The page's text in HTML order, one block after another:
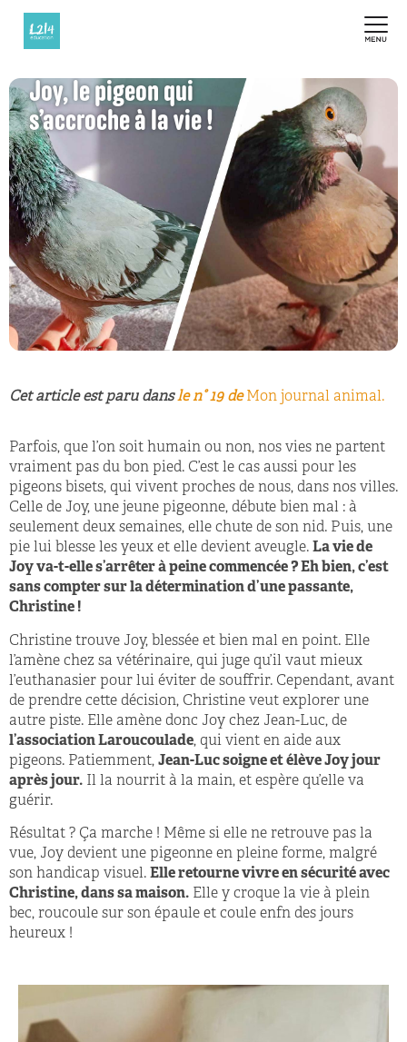
Joy, le pigeon qui
s’accroche à la vie !
Cet article est paru dansle n° 19 deMon journal animal.
Parfois, que l’on soit humain ou non, nos vies ne partent
vraiment pas du bon pied. C’est le cas aussi pour les
pigeons bisets, qui vivent proches de nous, dans nos villes.
Celle de Joy, une jeune pigeonne, débute bien mal : à
seulement deux semaines, elle chute de son nid. Puis, une
pie lui blesse les yeux et elle devient aveugle. La vie de
Joy va-t-elle s’arrêter à peine commencée ? Eh bien, c’est
sans compter sur la détermination d’une passante,
Christine !
Christine trouve Joy, blessée et bien mal en point. Elle
l’amène chez sa vétérinaire, qui juge qu’il vaut mieux
l’euthanasier pour lui éviter de souﬀrir. Cependant, avant
de prendre cette décision, Christine veut explorer une
autre piste. Elle amène donc Joy chez Jean-Luc, de
l’association Laroucoulade, qui vient en aide aux
pigeons. Patiemment, Jean-Luc soigne et élève Joy jour
après jour. Il la nourrit à la main, et espère qu’elle va
guérir.
Résultat ? Ça marche ! Même si elle ne retrouve pas la
vue, Joy devient une pigeonne en pleine forme, malgré
son handicap visuel. Elle retourne vivre en sécurité avec
Christine, dans sa maison. Elle y croque la vie à plein
bec, roucoule sur son épaule et coule enfn des jours
heureux !